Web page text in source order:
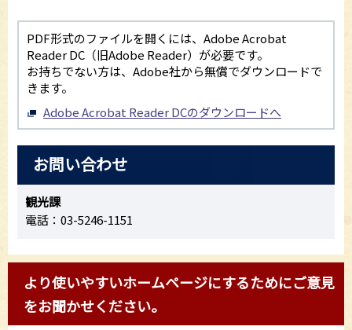
PDF形式のファイルを開くには、Adobe Acrobat
Reader DC（旧Adobe Reader）が必要です。
お持ちでない方は、Adobe社から無償でダウンロードで
きます。
Adobe Acrobat Reader DCのダウンロードへ
お問い合わせ
観光課
電話：03-5246-1151
より使いやすいホームページにするためにご意見
をお聞かせください。